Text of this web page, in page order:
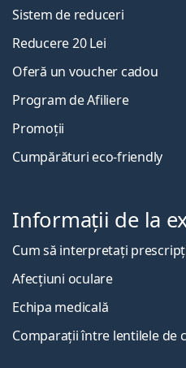
Sistem de reduceri
Reducere 20 Lei
Oferă un voucher cadou
Program de Afiliere
Promoții
Cumpărături eco-friendly
Informații de la
Cum să interpretați
Afecțiuni oculare
Echipa medicală
Comparații între lentilele de